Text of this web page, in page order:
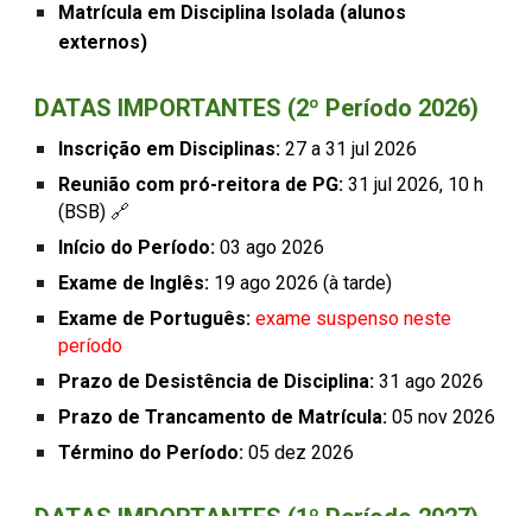
Matrícula em Disciplina Isolada (alunos
externos)
DATAS IMPORTANTES (2º Período 2026)
Inscrição em Disciplinas:27a31 jul 2026
Reunião com pró-reitora de PG: 31 jul 2026, 10 h
(BSB) 🔗
Início do Período:03 ago 2026
Exame de Inglês: 19 ago 2026(à tarde)
Exame de Português:exame suspenso neste
período
Prazo de Desistência de Disciplina:31ago 2026
Prazo de Trancamento de Matrícula:05 nov 2026
Término do Período:05 dez 2026